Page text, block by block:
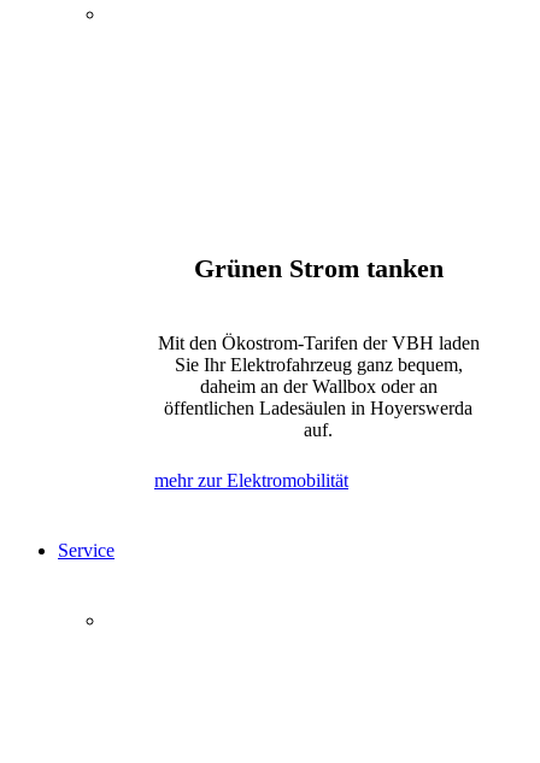
Grünen Strom tanken
Mit den Ökostrom-Tarifen der VBH laden
Sie Ihr Elektrofahrzeug ganz bequem,
daheim an der Wallbox oder an
öffentlichen Ladesäulen in Hoyerswerda
auf.
mehr zur Elektromobilität
Service